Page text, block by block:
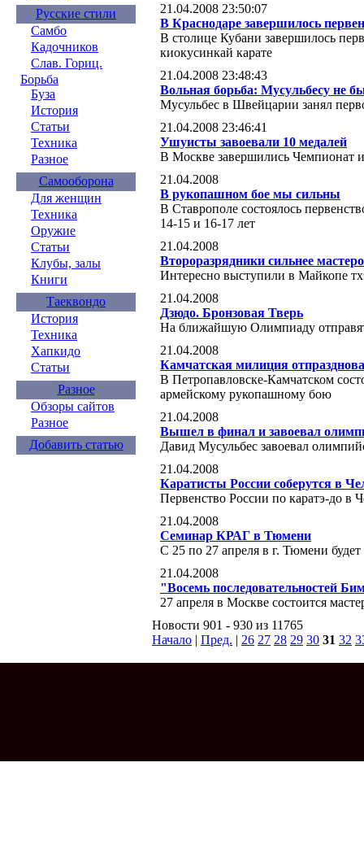
Русские стили
Самбо
Кадочников
Слав. Гориц.
Борьба
Буза
История
Статьи
Техника
Разное
Самооборона
Для женщин
Техника
Оружие
Статьи
Клубы, залы
Книги
Таеквондо
История
Техника
Хапкидо
Статьи
Разное
Обзоры сайтов
Разное
Добавить статью
21.04.2008 23:50:07
В Краснодаре завершилось
В столице Кубани завершилось
киокусинкай карате
21.04.2008 23:48:43
Вольная борьба: Мусульбесу не
Мусульбес в Швейцарии занял
21.04.2008 23:46:41
Ушуисты завоевали 10 медалей
В Москве завершились Чемпионат
21.04.2008
В рукопашном бое мы сильны
В Ставрополе состоялось
14-15 и 16-17 лет
21.04.2008
Второразрядники сильнее
Интересно выступили в Майкопе
21.04.2008
Дзюдо. Бронзовая Тверь
На ближайшую Олимпиаду
21.04.2008
Камчатская милиция
В Петропавловске-Камчатском
армейскому рукопашному бою
21.04.2008
Вышел в финал и завоевал
Давид Мусульбес завоевал
21.04.2008
Каратисты России соберутся в
Первенство России по каратэ-до в
21.04.2008
Семинар КРАГ в Тюмени
С 25 по 27 апреля в г. Тюмени
21.04.2008
"Восемь последовательностей
27 апреля в Москве состоится
Новости 901 - 930 из 11765
Начало | Пред. | 26 27 28 29 30 31 32